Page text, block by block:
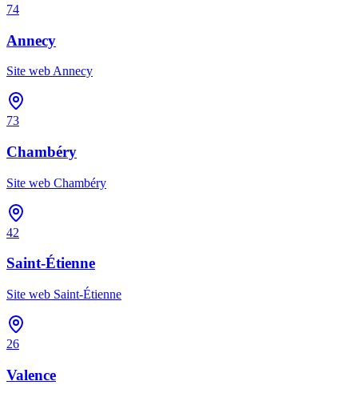
74
Annecy
Site web Annecy
73
Chambéry
Site web Chambéry
42
Saint-Étienne
Site web Saint-Étienne
26
Valence